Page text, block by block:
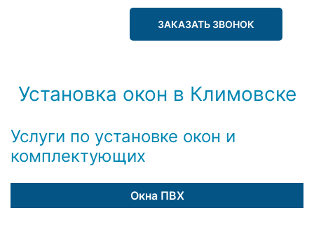
ЗАКАЗАТЬ ЗВОНОК
Установка окон в Климовске
Услуги по установке окон и
комплектующих
Окна ПВХ